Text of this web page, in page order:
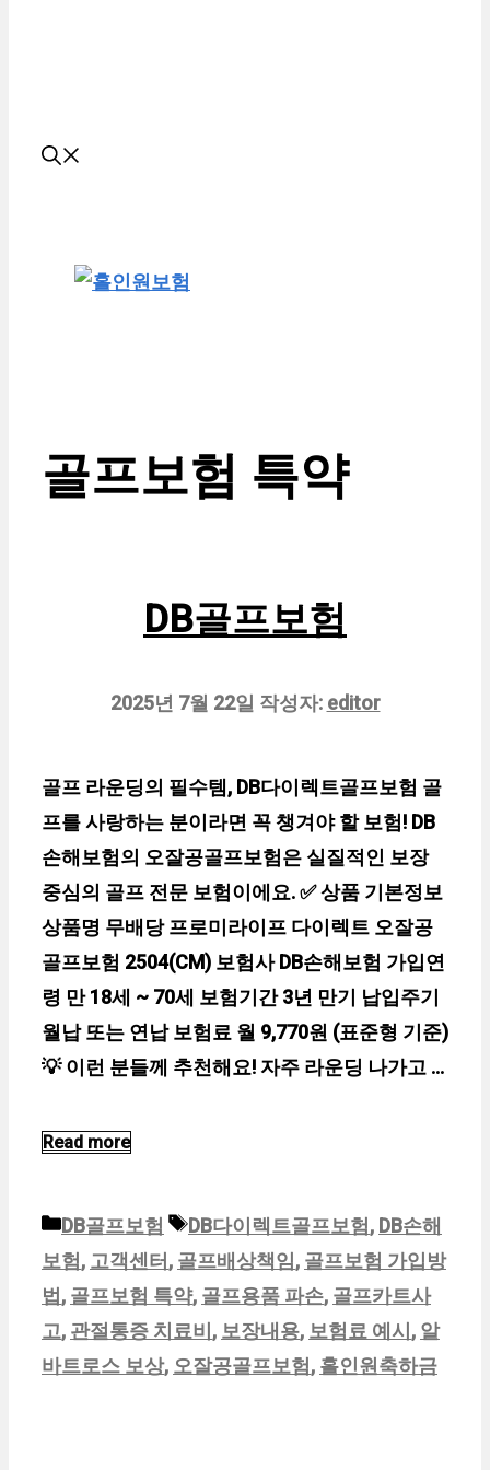
골프보험 특약
DB골프보험
2025년 7월 22일 작성자: editor
골프 라운딩의 필수템, DB다이렉트골프보험 골
프를 사랑하는 분이라면 꼭 챙겨야 할 보험! DB
손해보험의 오잘공골프보험은 실질적인 보장
중심의 골프 전문 보험이에요. ✅ 상품 기본정보
상품명 무배당 프로미라이프 다이렉트 오잘공
골프보험 2504(CM) 보험사 DB손해보험 가입연
령 만 18세 ~ 70세 보험기간 3년 만기 납입주기
월납 또는 연납 보험료 월 9,770원 (표준형 기준)
💡 이런 분들께 추천해요! 자주 라운딩 나가고 …
Read more
카
테
고
리
DB골프보험
태
그
DB다이렉트골프보험 , DB손해
보험 , 고객센터 , 골프배상책임 , 골프보험 가입방
법 , 골프보험 특약, 골프용품 파손, 골프카트사
고, 관절통증 치료비 , 보장내용, 보험료 예시 , 알
바트로스 보상, 오잘공골프보험 , 홀인원축하금